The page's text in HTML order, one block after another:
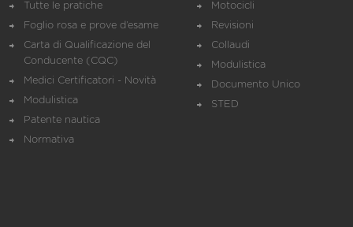
Tutte le pratiche
Foglio rosa e prove d’esame
Carta di Qualificazione del
Conducente (CQC)
Medici Certificatori - Novità
Modulistica
Patente nautica
Normativa
Motocicli
Revisioni
Collaudi
Modulistica
Documento Unico
STED